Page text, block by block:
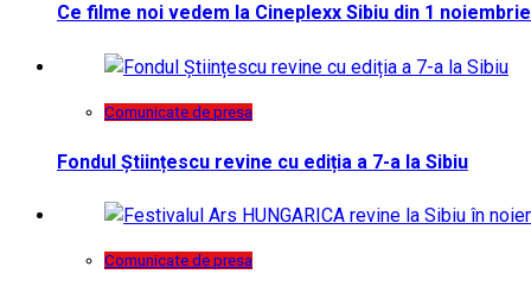
Ce filme noi vedem la Cineplexx Sibiu din 1 noiembrie
Comunicate de presa
Fondul Științescu revine cu ediția a 7-a la Sibiu
Comunicate de presa